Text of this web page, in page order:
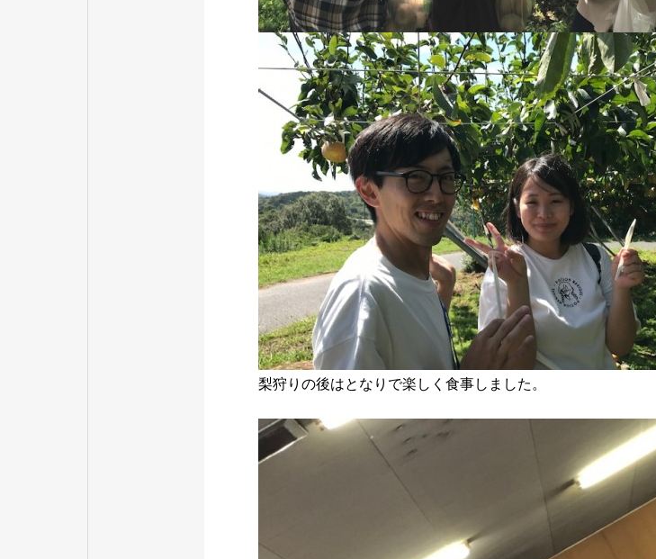
梨狩りの後はとなりで楽しく食事しました。